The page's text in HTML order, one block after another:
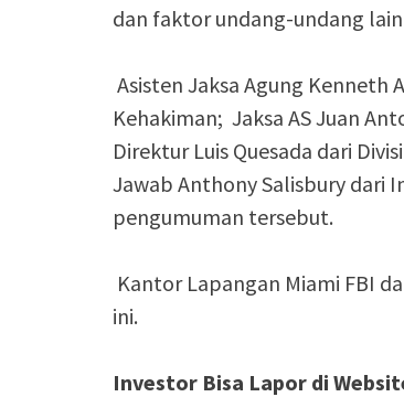
dan faktor undang-undang
Asisten Jaksa Agung Kenneth
Kehakiman; Jaksa AS Juan
Direktur Luis Quesada dari
Jawab Anthony Salisbury dari
pengumuman tersebut.
Kantor Lapangan Miami FBI
ini.
Investor Bisa Lapor di